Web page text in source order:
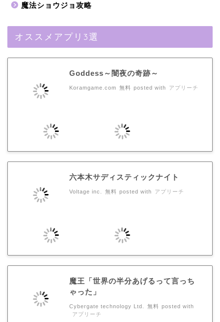
魔法ショウジョ攻略
オススメアプリ3選
Goddess～闇夜の奇跡～
Koramgame.com 無料 posted with アプリーチ
六本木サディスティックナイト
Voltage inc. 無料 posted with アプリーチ
魔王「世界の半分あげるって言っち
ゃった」
Cybergate technology Ltd. 無料 posted with
アプリーチ